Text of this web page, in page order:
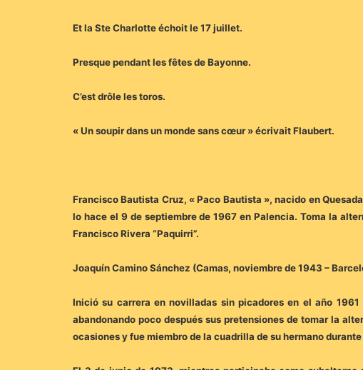
Et la Ste Charlotte échoit le 17 juillet.
Presque pendant les fêtes de Bayonne.
C’est drôle les toros.
« Un soupir dans un monde sans cœur » écrivait Flaubert.
Francisco Bautista Cruz, « Paco Bautista », nacido en
lo hace el 9 de septiembre de 1967 en Palencia. Toma la
Francisco Rivera “Paquirri”.
Joaquín Camino Sánchez (Camas, noviembre de 1943 –
Inició su carrera en novilladas sin picadores en el año
abandonando poco después sus pretensiones de tomar la
ocasiones y fue miembro de la cuadrilla de su hermano